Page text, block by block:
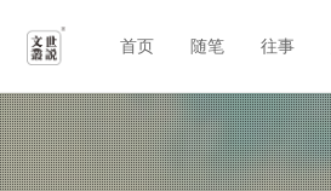
首页 随笔 往事